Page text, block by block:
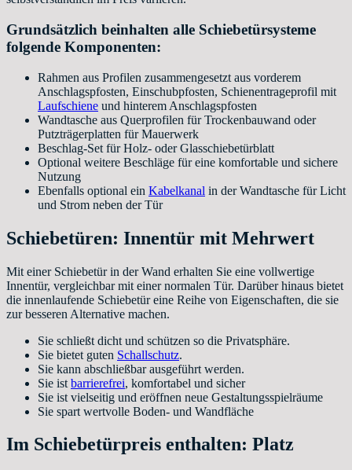
Grundsätzlich beinhalten alle Schiebetürsysteme
folgende Komponenten:
Rahmen aus Profilen zusammengesetzt aus vorderem
Anschlagspfosten, Einschubpfosten, Schienentrageprofil mit
Laufschiene und hinterem Anschlagspfosten
Wandtasche aus Querprofilen für Trockenbauwand oder
Putzträgerplatten für Mauerwerk
Beschlag-Set für Holz- oder Glasschiebetürblatt
Optional weitere Beschläge für eine komfortable und sichere
Nutzung
Ebenfalls optional ein Kabelkanal in der Wandtasche für Licht
und Strom neben der Tür
Schiebetüren: Innentür mit Mehrwert
Mit einer Schiebetür in der Wand erhalten Sie eine vollwertige
Innentür, vergleichbar mit einer normalen Tür. Darüber hinaus bietet
die innenlaufende Schiebetür eine Reihe von Eigenschaften, die sie
zur besseren Alternative machen.
Sie schließt dicht und schützen so die Privatsphäre.
Sie bietet guten Schallschutz.
Sie kann abschließbar ausgeführt werden.
Sie ist barrierefrei, komfortabel und sicher
Sie ist vielseitig und eröffnen neue Gestaltungsspielräume
Sie spart wertvolle Boden- und Wandfläche
Im Schiebetürpreis enthalten: Platz